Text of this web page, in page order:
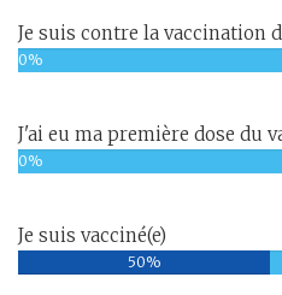
Je suis contre la vaccination
0%
J'ai eu ma première dose du
0%
Je suis vacciné(e)
50%